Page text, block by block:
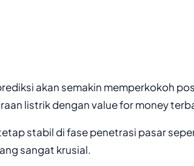
akan semakin memperkokoh
listrik dengan value for money
stabil di fase penetrasi pasar
sangat krusial.